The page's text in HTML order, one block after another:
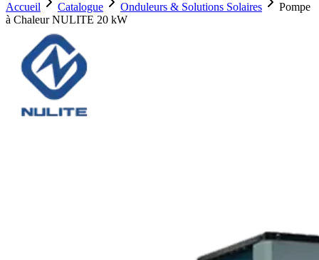
Accueil
Catalogue Onduleurs & Solutions Solaires
Pompe
à Chaleur NULITE 20 kW